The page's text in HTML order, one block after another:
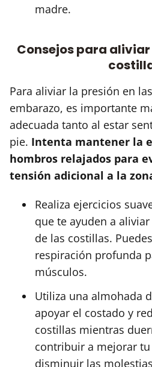
madre.
Consejos para
Para aliviar la presión en
embarazo, es importante
adecuada tanto al estar
pie. Intenta mantener la
hombros relajados para
tensión adicional a la
Realiza ejercicios
que te ayuden a
de las costillas.
respiración profunda
músculos.
Utiliza una almohada
apoyar el costado y
costillas mientras
contribuir a mejorar tu
disminuir las